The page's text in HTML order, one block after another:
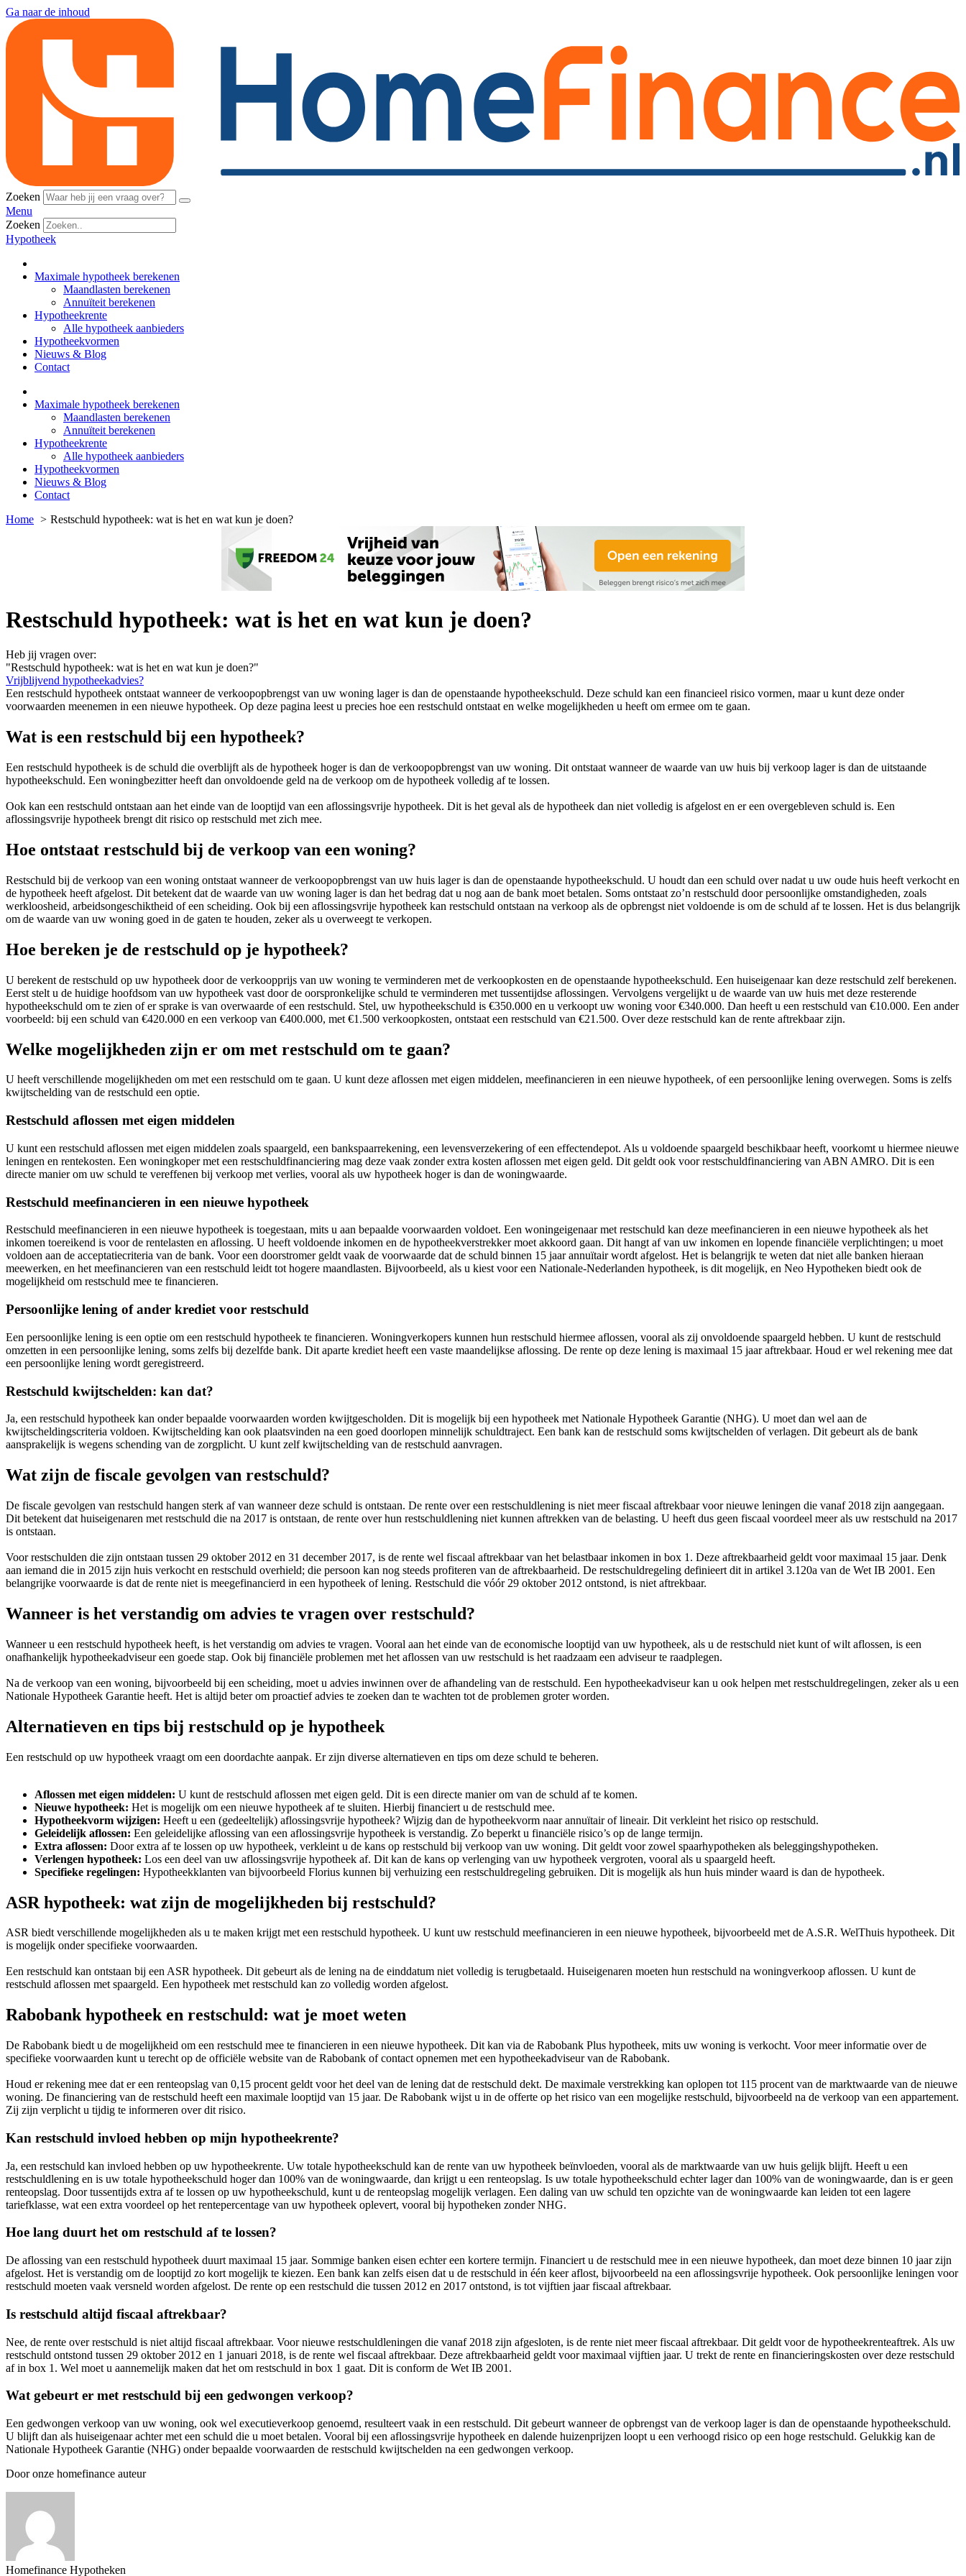
Ga naar de inhoud
Zoeken
Menu
Zoeken
Hypotheek
Maximale hypotheek berekenen
Maandlasten berekenen
Annuïteit berekenen
Hypotheekrente
Alle hypotheek aanbieders
Hypotheekvormen
Nieuws & Blog
Contact
Maximale hypotheek berekenen
Maandlasten berekenen
Annuïteit berekenen
Hypotheekrente
Alle hypotheek aanbieders
Hypotheekvormen
Nieuws & Blog
Contact
Home
Restschuld hypotheek: wat is het en wat kun je doen?
Restschuld hypotheek: wat is het en wat kun je doen?
Heb jij vragen over:
"Restschuld hypotheek: wat is het en wat kun je doen?"
Vrijblijvend hypotheekadvies?
Een restschuld hypotheek ontstaat wanneer de verkoopopbrengst van uw woning lager is dan de openstaande hypotheekschuld. Deze schuld kan een financieel risico vormen, maar u kunt deze onder
voorwaarden meenemen in een nieuwe hypotheek. Op deze pagina leest u precies hoe een restschuld ontstaat en welke mogelijkheden u heeft om ermee om te gaan.
Wat is een restschuld bij een hypotheek?
Een restschuld hypotheek is de schuld die overblijft als de hypotheek hoger is dan de verkoopopbrengst van uw woning. Dit ontstaat wanneer de waarde van uw huis bij verkoop lager is dan de uitstaande
hypotheekschuld. Een woningbezitter heeft dan onvoldoende geld na de verkoop om de hypotheek volledig af te lossen.
Ook kan een restschuld ontstaan aan het einde van de looptijd van een aflossingsvrije hypotheek. Dit is het geval als de hypotheek dan niet volledig is afgelost en er een overgebleven schuld is. Een
aflossingsvrije hypotheek brengt dit risico op restschuld met zich mee.
Hoe ontstaat restschuld bij de verkoop van een woning?
Restschuld bij de verkoop van een woning ontstaat wanneer de verkoopopbrengst van uw huis lager is dan de openstaande hypotheekschuld. U houdt dan een schuld over nadat u uw oude huis heeft verkocht en
de hypotheek heeft afgelost. Dit betekent dat de waarde van uw woning lager is dan het bedrag dat u nog aan de bank moet betalen. Soms ontstaat zo’n restschuld door persoonlijke omstandigheden, zoals
werkloosheid, arbeidsongeschiktheid of een scheiding. Ook bij een aflossingsvrije hypotheek kan restschuld ontstaan na verkoop als de opbrengst niet voldoende is om de schuld af te lossen. Het is dus belangrijk
om de waarde van uw woning goed in de gaten te houden, zeker als u overweegt te verkopen.
Hoe bereken je de restschuld op je hypotheek?
U berekent de restschuld op uw hypotheek door de verkoopprijs van uw woning te verminderen met de verkoopkosten en de openstaande hypotheekschuld. Een huiseigenaar kan deze restschuld zelf berekenen.
Eerst stelt u de huidige hoofdsom van uw hypotheek vast door de oorspronkelijke schuld te verminderen met tussentijdse aflossingen. Vervolgens vergelijkt u de waarde van uw huis met deze resterende
hypotheekschuld om te zien of er sprake is van overwaarde of een restschuld. Stel, uw hypotheekschuld is €350.000 en u verkoopt uw woning voor €340.000. Dan heeft u een restschuld van €10.000. Een ander
voorbeeld: bij een schuld van €420.000 en een verkoop van €400.000, met €1.500 verkoopkosten, ontstaat een restschuld van €21.500. Over deze restschuld kan de rente aftrekbaar zijn.
Welke mogelijkheden zijn er om met restschuld om te gaan?
U heeft verschillende mogelijkheden om met een restschuld om te gaan. U kunt deze aflossen met eigen middelen, meefinancieren in een nieuwe hypotheek, of een persoonlijke lening overwegen. Soms is zelfs
kwijtschelding van de restschuld een optie.
Restschuld aflossen met eigen middelen
U kunt een restschuld aflossen met eigen middelen zoals spaargeld, een bankspaarrekening, een levensverzekering of een effectendepot. Als u voldoende spaargeld beschikbaar heeft, voorkomt u hiermee nieuwe
leningen en rentekosten. Een woningkoper met een restschuldfinanciering mag deze vaak zonder extra kosten aflossen met eigen geld. Dit geldt ook voor restschuldfinanciering van ABN AMRO. Dit is een
directe manier om uw schuld te vereffenen bij verkoop met verlies, vooral als uw hypotheek hoger is dan de woningwaarde.
Restschuld meefinancieren in een nieuwe hypotheek
Restschuld meefinancieren in een nieuwe hypotheek is toegestaan, mits u aan bepaalde voorwaarden voldoet. Een woningeigenaar met restschuld kan deze meefinancieren in een nieuwe hypotheek als het
inkomen toereikend is voor de rentelasten en aflossing. U heeft voldoende inkomen en de hypotheekverstrekker moet akkoord gaan. Dit hangt af van uw inkomen en lopende financiële verplichtingen; u moet
voldoen aan de acceptatiecriteria van de bank. Voor een doorstromer geldt vaak de voorwaarde dat de schuld binnen 15 jaar annuïtair wordt afgelost. Het is belangrijk te weten dat niet alle banken hieraan
meewerken, en het meefinancieren van een restschuld leidt tot hogere maandlasten. Bijvoorbeeld, als u kiest voor een Nationale-Nederlanden hypotheek, is dit mogelijk, en Neo Hypotheken biedt ook de
mogelijkheid om restschuld mee te financieren.
Persoonlijke lening of ander krediet voor restschuld
Een persoonlijke lening is een optie om een restschuld hypotheek te financieren. Woningverkopers kunnen hun restschuld hiermee aflossen, vooral als zij onvoldoende spaargeld hebben. U kunt de restschuld
omzetten in een persoonlijke lening, soms zelfs bij dezelfde bank. Dit aparte krediet heeft een vaste maandelijkse aflossing. De rente op deze lening is maximaal 15 jaar aftrekbaar. Houd er wel rekening mee dat
een persoonlijke lening wordt geregistreerd.
Restschuld kwijtschelden: kan dat?
Ja, een restschuld hypotheek kan onder bepaalde voorwaarden worden kwijtgescholden. Dit is mogelijk bij een hypotheek met Nationale Hypotheek Garantie (NHG). U moet dan wel aan de
kwijtscheldingscriteria voldoen. Kwijtschelding kan ook plaatsvinden na een goed doorlopen minnelijk schuldtraject. Een bank kan de restschuld soms kwijtschelden of verlagen. Dit gebeurt als de bank
aansprakelijk is wegens schending van de zorgplicht. U kunt zelf kwijtschelding van de restschuld aanvragen.
Wat zijn de fiscale gevolgen van restschuld?
De fiscale gevolgen van restschuld hangen sterk af van wanneer deze schuld is ontstaan. De rente over een restschuldlening is niet meer fiscaal aftrekbaar voor nieuwe leningen die vanaf 2018 zijn aangegaan.
Dit betekent dat huiseigenaren met restschuld die na 2017 is ontstaan, de rente over hun restschuldlening niet kunnen aftrekken van de belasting. U heeft dus geen fiscaal voordeel meer als uw restschuld na 2017
is ontstaan.
Voor restschulden die zijn ontstaan tussen 29 oktober 2012 en 31 december 2017, is de rente wel fiscaal aftrekbaar van het belastbaar inkomen in box 1. Deze aftrekbaarheid geldt voor maximaal 15 jaar. Denk
aan iemand die in 2015 zijn huis verkocht en restschuld overhield; die persoon kan nog steeds profiteren van de aftrekbaarheid. De restschuldregeling definieert dit in artikel 3.120a van de Wet IB 2001. Een
belangrijke voorwaarde is dat de rente niet is meegefinancierd in een hypotheek of lening. Restschuld die vóór 29 oktober 2012 ontstond, is niet aftrekbaar.
Wanneer is het verstandig om advies te vragen over restschuld?
Wanneer u een restschuld hypotheek heeft, is het verstandig om advies te vragen. Vooral aan het einde van de economische looptijd van uw hypotheek, als u de restschuld niet kunt of wilt aflossen, is een
onafhankelijk hypotheekadviseur een goede stap. Ook bij financiële problemen met het aflossen van uw restschuld is het raadzaam een adviseur te raadplegen.
Na de verkoop van een woning, bijvoorbeeld bij een scheiding, moet u advies inwinnen over de afhandeling van de restschuld. Een hypotheekadviseur kan u ook helpen met restschuldregelingen, zeker als u een
Nationale Hypotheek Garantie heeft. Het is altijd beter om proactief advies te zoeken dan te wachten tot de problemen groter worden.
Alternatieven en tips bij restschuld op je hypotheek
Een restschuld op uw hypotheek vraagt om een doordachte aanpak. Er zijn diverse alternatieven en tips om deze schuld te beheren.
Aflossen met eigen middelen: U kunt de restschuld aflossen met eigen geld. Dit is een directe manier om van de schuld af te komen.
Nieuwe hypotheek: Het is mogelijk om een nieuwe hypotheek af te sluiten. Hierbij financiert u de restschuld mee.
Hypotheekvorm wijzigen: Heeft u een (gedeeltelijk) aflossingsvrije hypotheek? Wijzig dan de hypotheekvorm naar annuïtair of lineair. Dit verkleint het risico op restschuld.
Geleidelijk aflossen: Een geleidelijke aflossing van een aflossingsvrije hypotheek is verstandig. Zo beperkt u financiële risico’s op de lange termijn.
Extra aflossen: Door extra af te lossen op uw hypotheek, verkleint u de kans op restschuld bij verkoop van uw woning. Dit geldt voor zowel spaarhypotheken als beleggingshypotheken.
Verlengen hypotheek: Los een deel van uw aflossingsvrije hypotheek af. Dit kan de kans op verlenging van uw hypotheek vergroten, vooral als u spaargeld heeft.
Specifieke regelingen: Hypotheekklanten van bijvoorbeeld Florius kunnen bij verhuizing een restschuldregeling gebruiken. Dit is mogelijk als hun huis minder waard is dan de hypotheek.
ASR hypotheek: wat zijn de mogelijkheden bij restschuld?
ASR biedt verschillende mogelijkheden als u te maken krijgt met een restschuld hypotheek. U kunt uw restschuld meefinancieren in een nieuwe hypotheek, bijvoorbeeld met de A.S.R. WelThuis hypotheek. Dit
is mogelijk onder specifieke voorwaarden.
Een restschuld kan ontstaan bij een ASR hypotheek. Dit gebeurt als de lening na de einddatum niet volledig is terugbetaald. Huiseigenaren moeten hun restschuld na woningverkoop aflossen. U kunt de
restschuld aflossen met spaargeld. Een hypotheek met restschuld kan zo volledig worden afgelost.
Rabobank hypotheek en restschuld: wat je moet weten
De Rabobank biedt u de mogelijkheid om een restschuld mee te financieren in een nieuwe hypotheek. Dit kan via de Rabobank Plus hypotheek, mits uw woning is verkocht. Voor meer informatie over de
specifieke voorwaarden kunt u terecht op de officiële website van de Rabobank of contact opnemen met een hypotheekadviseur van de Rabobank.
Houd er rekening mee dat er een renteopslag van 0,15 procent geldt voor het deel van de lening dat de restschuld dekt. De maximale verstrekking kan oplopen tot 115 procent van de marktwaarde van de nieuwe
woning. De financiering van de restschuld heeft een maximale looptijd van 15 jaar. De Rabobank wijst u in de offerte op het risico van een mogelijke restschuld, bijvoorbeeld na de verkoop van een appartement.
Zij zijn verplicht u tijdig te informeren over dit risico.
Kan restschuld invloed hebben op mijn hypotheekrente?
Ja, een restschuld kan invloed hebben op uw hypotheekrente. Uw totale hypotheekschuld kan de rente van uw hypotheek beïnvloeden, vooral als de marktwaarde van uw huis gelijk blijft. Heeft u een
restschuldlening en is uw totale hypotheekschuld hoger dan 100% van de woningwaarde, dan krijgt u een renteopslag. Is uw totale hypotheekschuld echter lager dan 100% van de woningwaarde, dan is er geen
renteopslag. Door tussentijds extra af te lossen op uw hypotheekschuld, kunt u de renteopslag mogelijk verlagen. Een daling van uw schuld ten opzichte van de woningwaarde kan leiden tot een lagere
tariefklasse, wat een extra voordeel op het rentepercentage van uw hypotheek oplevert, vooral bij hypotheken zonder NHG.
Hoe lang duurt het om restschuld af te lossen?
De aflossing van een restschuld hypotheek duurt maximaal 15 jaar. Sommige banken eisen echter een kortere termijn. Financiert u de restschuld mee in een nieuwe hypotheek, dan moet deze binnen 10 jaar zijn
afgelost. Het is verstandig om de looptijd zo kort mogelijk te kiezen. Een bank kan zelfs eisen dat u de restschuld in één keer aflost, bijvoorbeeld na een aflossingsvrije hypotheek. Ook persoonlijke leningen voor
restschuld moeten vaak versneld worden afgelost. De rente op een restschuld die tussen 2012 en 2017 ontstond, is tot vijftien jaar fiscaal aftrekbaar.
Is restschuld altijd fiscaal aftrekbaar?
Nee, de rente over restschuld is niet altijd fiscaal aftrekbaar. Voor nieuwe restschuldleningen die vanaf 2018 zijn afgesloten, is de rente niet meer fiscaal aftrekbaar. Dit geldt voor de hypotheekrenteaftrek. Als uw
restschuld ontstond tussen 29 oktober 2012 en 1 januari 2018, is de rente wel fiscaal aftrekbaar. Deze aftrekbaarheid geldt voor maximaal vijftien jaar. U trekt de rente en financieringskosten over deze restschuld
af in box 1. Wel moet u aannemelijk maken dat het om restschuld in box 1 gaat. Dit is conform de Wet IB 2001.
Wat gebeurt er met restschuld bij een gedwongen verkoop?
Een gedwongen verkoop van uw woning, ook wel executieverkoop genoemd, resulteert vaak in een restschuld. Dit gebeurt wanneer de opbrengst van de verkoop lager is dan de openstaande hypotheekschuld.
U blijft dan als huiseigenaar achter met een schuld die u moet betalen. Vooral bij een aflossingsvrije hypotheek en dalende huizenprijzen loopt u een verhoogd risico op een hoge restschuld. Gelukkig kan de
Nationale Hypotheek Garantie (NHG) onder bepaalde voorwaarden de restschuld kwijtschelden na een gedwongen verkoop.
Door onze homefinance auteur
Homefinance Hypotheken